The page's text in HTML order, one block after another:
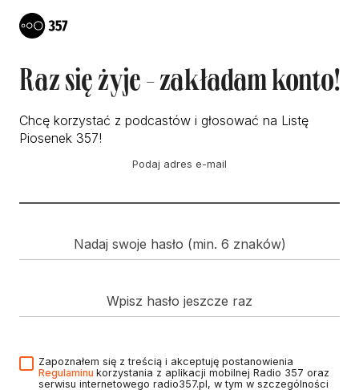
Raz się żyje - zakładam konto!
Chcę korzystać z podcastów i głosować na Listę
Piosenek 357!
Podaj adres e-mail
Nadaj swoje hasło (min. 6 znaków)
Wpisz hasło jeszcze raz
Zapoznałem się z treścią i akceptuję postanowienia
Regulaminu korzystania z aplikacji mobilnej Radio 357 oraz
serwisu internetowego radio357.pl, w tym w szczególności